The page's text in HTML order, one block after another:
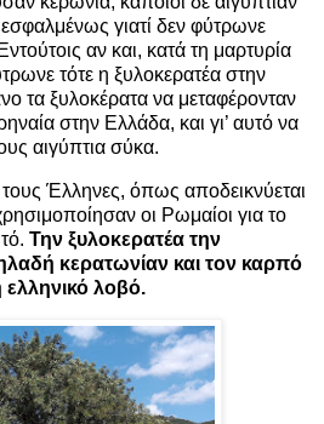
γιατί δεν φύτρωνε
αν και, κατά τη μαρτυρία
τότε η ξυλοκερατέα στην
τα ξυλοκέρατα να μεταφέρονταν
στην Ελλάδα, και γι’ αυτό να
αιγύπτια σύκα.
τους Έλληνες, όπως αποδεικνύεται
οι Ρωμαίοι για το
Την ξυλοκερατέα την
κερατωνίαν και τον καρπό
λοβό.